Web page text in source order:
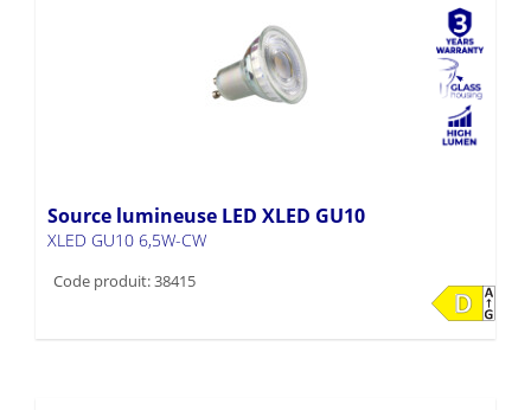
Source lumineuse LED XLED GU10
XLED GU10 6,5W-CW
Code produit: 38415